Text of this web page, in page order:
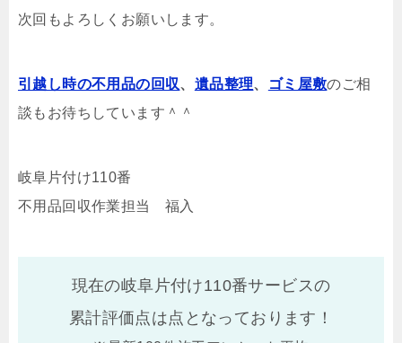
次回もよろしくお願いします。
引越し時の不用品の回収、 遺品整理、 ゴミ屋敷のご相
談もお待ちしています＾＾
岐阜片付け110番
不用品回収作業担当 福入
現在の岐阜片付け110番サービスの
累計評価点は点となっております！